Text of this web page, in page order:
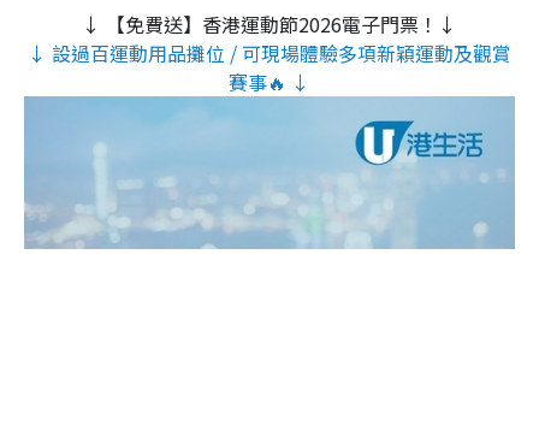
↓ 【免費送】香港運動節2026電子門票！↓
↓ 設過百運動用品攤位 / 可現場體驗多項新穎運動及觀賞
賽事🔥 ↓